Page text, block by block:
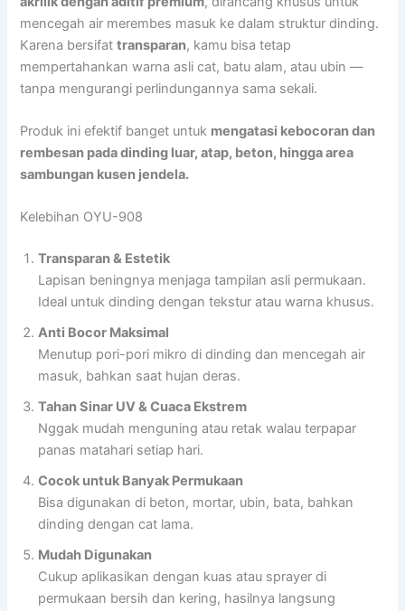
mencegah air merembes masuk ke dalam struktur dinding.
Karena bersifattransparan, kamu bisa tetap
mempertahankan warna asli cat, batu alam, atau ubin —
tanpa mengurangi perlindungannya sama sekali.
Produk ini efektif banget untuk mengatasi kebocoran dan
rembesan pada dinding luar, atap, beton, hingga area
sambungan kusen jendela.
Kelebihan OYU-908
Transparan & Estetik
Lapisan beningnya menjaga tampilan asli permukaan.
Ideal untuk dinding dengan tekstur atau warna khusus.
Anti Bocor Maksimal
Menutup pori-pori mikro di dinding dan mencegah air
masuk, bahkan saat hujan deras.
Tahan Sinar UV & Cuaca Ekstrem
Nggak mudah menguning atau retak walau terpapar
panas matahari setiap hari.
Cocok untuk Banyak Permukaan
Bisa digunakan di beton, mortar, ubin, bata, bahkan
dinding dengan cat lama.
Mudah Digunakan
Cukup aplikasikan dengan kuas atau sprayer di
permukaan bersih dan kering, hasilnya langsung